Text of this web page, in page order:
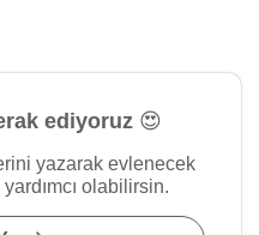
ediyoruz 😍
yazarak evlenecek
olabilirsin.